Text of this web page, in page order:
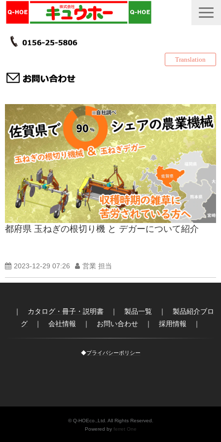
Translation
TOP
カタログ・冊子 DL
説明書
製品一覧
会社情報
採用情報
更新履歴
製品紹介ブログ
都府県 玉ねぎの根切り機 と デガーについて紹介
2023-12-29 07:26 営業 担当
｜ カタログ・冊子・説明書 ｜ 製品一覧 ｜ 製品紹介ブロ
グ ｜ 会社情報 ｜ お問い合わせ ｜ 採用情報 ｜
◆プライバシーポリシー
© Q-HOEco.,Ltd. All Rights Reserved.
Powered by ferret One